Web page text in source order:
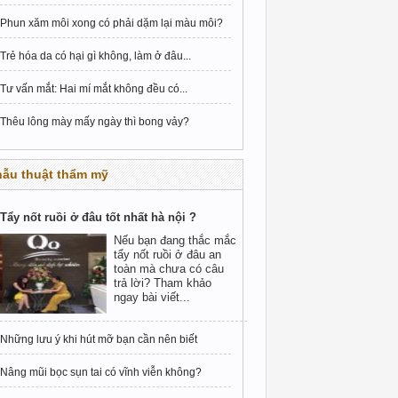
Phun xăm môi xong có phải dặm lại màu môi?
Trẻ hóa da có hại gì không, làm ở đâu...
Tư vấn mắt: Hai mí mắt không đều có...
Thêu lông mày mấy ngày thì bong vảy?
thuật thẩm mỹ
Tẩy nốt ruồi ở đâu tốt nhất hà nội ?
Nếu bạn đang thắc mắc
tẩy nốt ruồi ở đâu an
toàn mà chưa có câu
trả lời? Tham khảo
ngay bài viết...
Những lưu ý khi hút mỡ bạn cần nên biết
Nâng mũi bọc sụn tai có vĩnh viễn không?